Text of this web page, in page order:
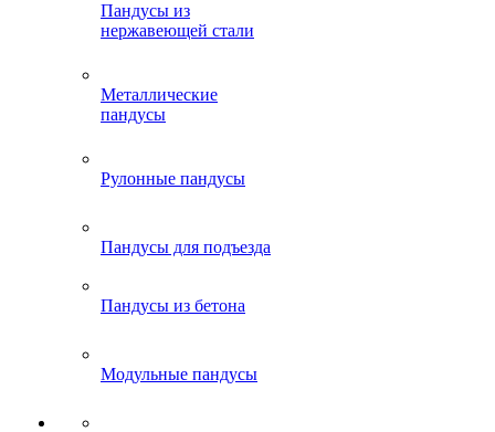
Пандусы из
нержавеющей стали
Металлические
пандусы
Рулонные пандусы
Пандусы для подъезда
Пандусы из бетона
Модульные пандусы